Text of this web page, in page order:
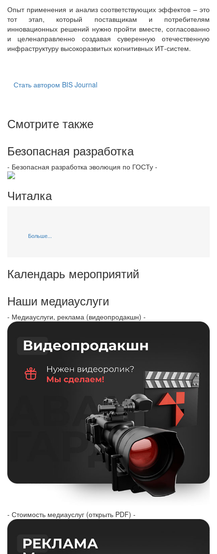
Опыт применения и анализ соответствующих эффектов – это
тот этап, который поставщикам и потребителям
инновационных решений нужно пройти вместе, согласованно
и целенаправленно создавая суверенную отечественную
инфраструктуру высокоразвитых когнитивных ИТ-систем.
Стать автором BIS Journal
Смотрите также
Безопасная разработка
- Безопасная разработка эволюция по ГОСТу -
Читалка
Больше...
Календарь мероприятий
Наши медиауслуги
- Медиауслуги, реклама (видеопродакшн) -
- Стоимость медиауслуг (открыть PDF) -